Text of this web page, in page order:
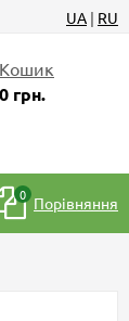
UA | RU
Кошик
0 грн.
0 Порівняння